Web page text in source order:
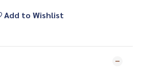
Add to Wishlist